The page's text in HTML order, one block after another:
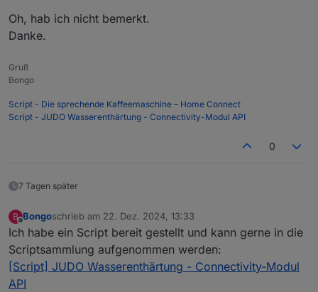
Oh, hab ich nicht bemerkt.
Danke.
Gruß
Bongo
Script - Die sprechende Kaffeemaschine – Home Connect
Script - JUDO Wasserenthärtung - Connectivity-Modul API
0
7 Tagen später
B
Offline
Bongoschrieb am 22. Dez. 2024, 13:33
zuletzt editiert von
Ich habe ein Script bereit gestellt und kann gerne in die
Scriptsammlung aufgenommen werden:
[Script] JUDO Wasserenthärtung - Connectivity-Modul
API